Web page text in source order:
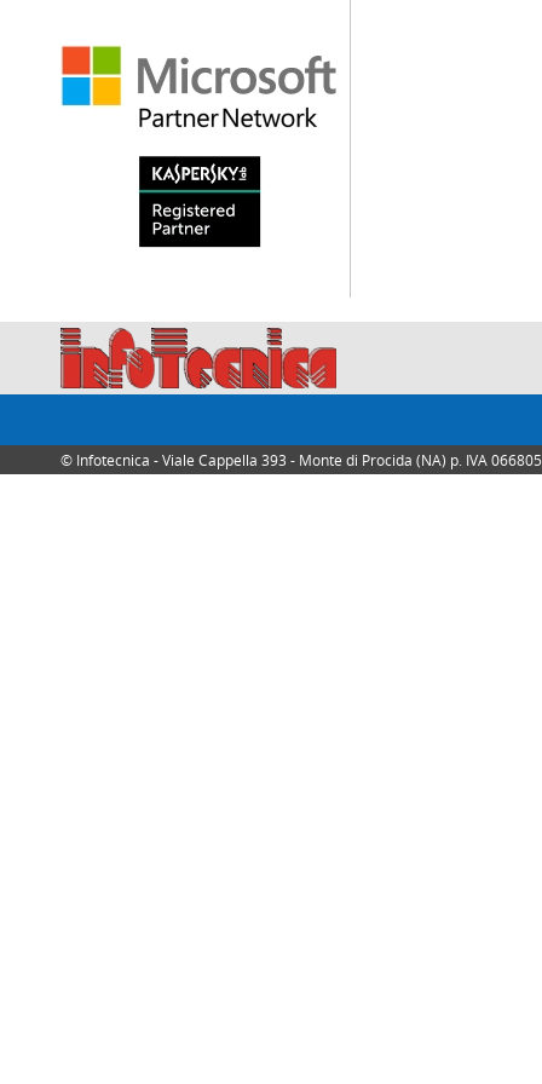
© Infotecnica - Viale Cappella 393 - Monte di Procida (NA) p. IVA